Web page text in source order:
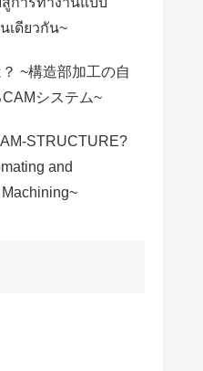
เดียวกัน~
~構造部加工の自
システム~
STRUCTURE?
and